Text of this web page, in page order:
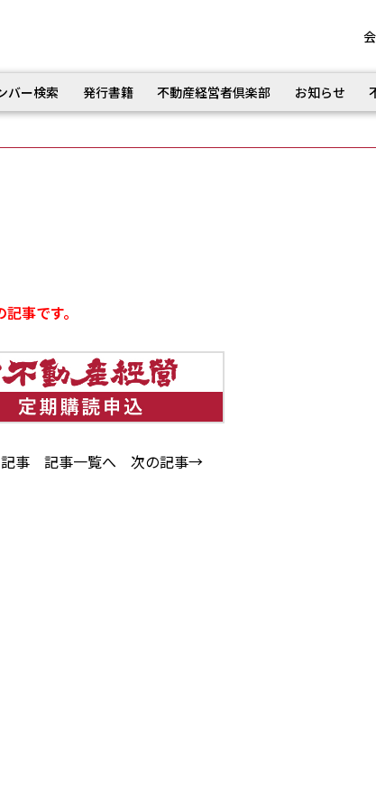
バー検索 発行書籍 不動産経営者倶楽部 お知らせ
事です。
事 記事一覧へ 次の記事→